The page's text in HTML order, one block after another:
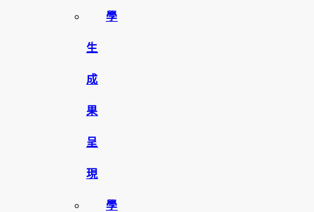
學
生
成
果
呈
現
學